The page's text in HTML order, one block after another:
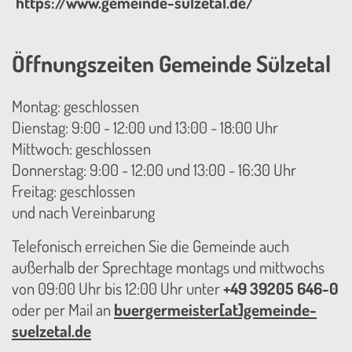
Öffnungszeiten Gemeinde Sülzetal
Montag: geschlossen
Dienstag: 9:00 - 12:00 und 13:00 - 18:00 Uhr
Mittwoch: geschlossen
Donnerstag: 9:00 - 12:00 und 13:00 - 16:30 Uhr
Freitag: geschlossen
und nach Vereinbarung
Telefonisch erreichen Sie die Gemeinde auch
außerhalb der Sprechtage montags und mittwochs
von 09:00 Uhr bis 12:00 Uhr unter+49 39205 646-0
oder per Mail an buergermeister[at]gemeinde-
suelzetal.de